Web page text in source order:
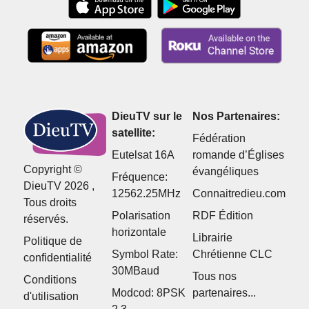
Copyright ©
DieuTV 2026 ,
Tous droits
réservés.
Politique de
confidentialité
Conditions
d'utilisation
DieuTV sur le
satellite:
Eutelsat 16A
Fréquence:
12562.25MHz
Polarisation
horizontale
Symbol Rate:
30MBaud
Modcod: 8PSK
Nos Partenaires:
Fédération
romande d’Églises
évangéliques
Connaitredieu.com
RDF Édition
Librairie
Chrétienne CLC
Tous nos
partenaires...